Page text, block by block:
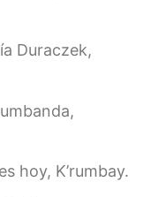
Duraczek,
hoy, K’rumbay.